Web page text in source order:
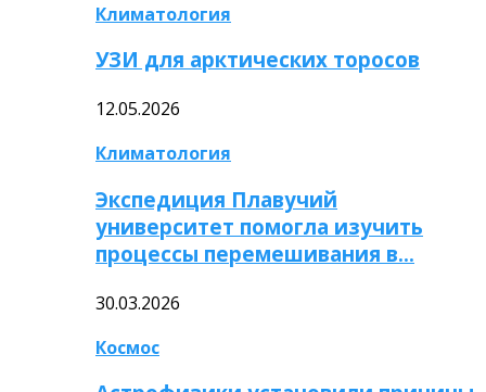
Климатология
УЗИ для арктических торосов
12.05.2026
Климатология
Экспедиция Плавучий
университет помогла изучить
процессы перемешивания в…
30.03.2026
Космос